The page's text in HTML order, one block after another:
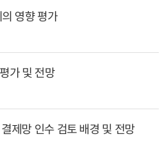
영향 평가
가 및 전망
제망 인수 검토 배경 및 전망